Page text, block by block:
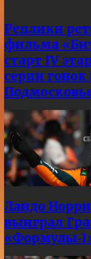
Реплики
фильма
старт IV
серии
Ландо
выиграл